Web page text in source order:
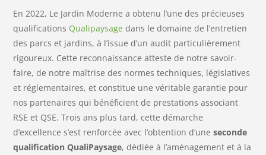
En 2022, Le Jardin Moderne a obtenu l’une des précieuses
qualifications Qualipaysage dans le domaine de l’entretien
des parcs et jardins, à l’issue d’un audit particulièrement
rigoureux. Cette reconnaissance atteste de notre savoir-
faire, de notre maîtrise des normes techniques, législatives
et réglementaires, et constitue une véritable garantie pour
nos partenaires qui bénéficient de prestations associant
RSE et QSE. Trois ans plus tard, cette démarche
d’excellence s’est renforcée avec l’obtention d’uneseconde
qualification QualiPaysage, dédiée à l’aménagement et à la